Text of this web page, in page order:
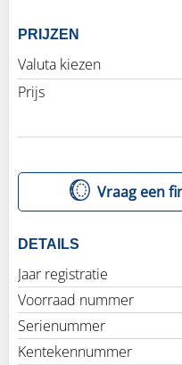
PRIJZEN
Valuta kiezen
Prijs
Vraag een
DETAILS
Jaar registratie
Voorraad nummer
Serienummer
Kentekennummer